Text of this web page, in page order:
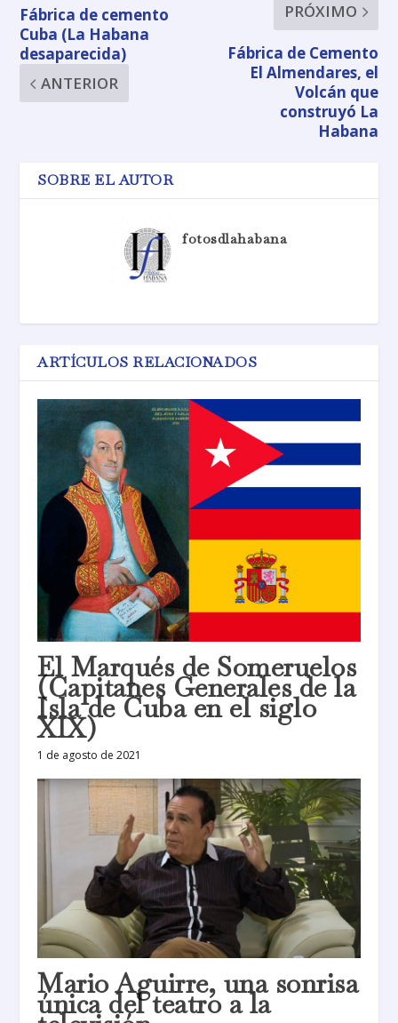
Fábrica de cemento
Cuba (La Habana
desaparecida)
ANTERIOR
PRÓXIMO
Fábrica de Cemento
El Almendares, el
Volcán que
construyó La
Habana
SOBRE EL AUTOR
fotosdlahabana
ARTÍCULOS RELACIONADOS
El Marqués de Someruelos
(Capitanes Generales de la
Isla de Cuba en el siglo
XIX)
1 de agosto de 2021
Mario Aguirre, una sonrisa
única del teatro a la